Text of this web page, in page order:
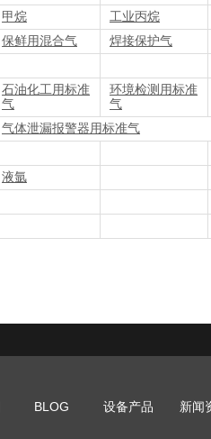
甲烷 工业丙烷
保鲜用混合气 焊接保护气
石油化工用标准
气
环境检测用标准
气
气体泄漏报警器用标准气
液氩
BLOG 设备产品 新闻